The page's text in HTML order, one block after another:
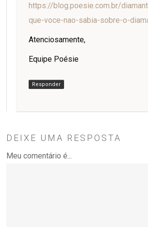
https://blog.poesie.com.br/
que-voce-nao-sabia-sobre-o-
Atenciosamente,
Equipe Poésie
Responder
DEIXE UMA RESPOSTA
Meu comentário é...